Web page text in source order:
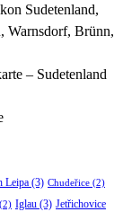
Sudetenland,
Warnsdorf, Brünn,
– Sudetenland
Leipa (3) Chudeřice (2)
(2) Iglau (3) Jetřichovice